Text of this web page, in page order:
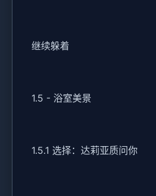
继续躲着
1.5 - 浴室美景
1.5.1 选择：达莉亚质问你